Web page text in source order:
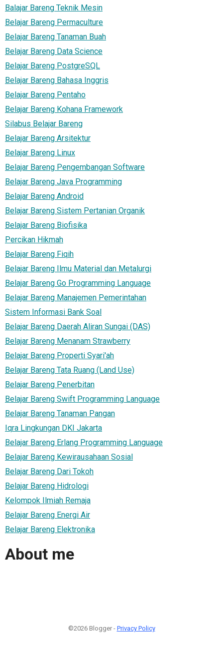
Balajar Bareng Teknik Mesin
Belajar Bareng Permaculture
Belajar Bareng Tanaman Buah
Belajar Bareng Data Science
Belajar Bareng PostgreSQL
Belajar Bareng Bahasa Inggris
Belajar Bareng Pentaho
Belajar Bareng Kohana Framework
Silabus Belajar Bareng
Belajar Bareng Arsitektur
Belajar Bareng Linux
Belajar Bareng Pengembangan Software
Belajar Bareng Java Programming
Belajar Bareng Android
Belajar Bareng Sistem Pertanian Organik
Belajar Bareng Biofisika
Percikan Hikmah
Belajar Bareng Fiqih
Belajar Bareng Ilmu Material dan Metalurgi
Belajar Bareng Go Programming Language
Belajar Bareng Manajemen Pemerintahan
Sistem Informasi Bank Soal
Belajar Bareng Daerah Aliran Sungai (DAS)
Belajar Bareng Menanam Strawberry
Belajar Bareng Properti Syari'ah
Belajar Bareng Tata Ruang (Land Use)
Belajar Bareng Penerbitan
Belajar Bareng Swift Programming Language
Belajar Bareng Tanaman Pangan
Iqra Lingkungan DKI Jakarta
Belajar Bareng Erlang Programming Language
Belajar Bareng Kewirausahaan Sosial
Belajar Bareng Dari Tokoh
Belajar Bareng Hidrologi
Kelompok Ilmiah Remaja
Belajar Bareng Energi Air
Belajar Bareng Elektronika
About me
©2026 Blogger - Privacy Policy